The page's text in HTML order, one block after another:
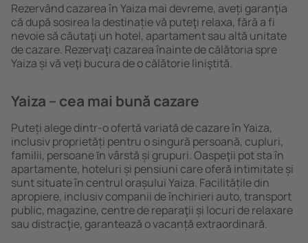
Rezervând cazarea în Yaiza mai devreme, aveți garanţia
că după sosirea la destinație vă puteţi relaxa, fără a fi
nevoie să căutaţi un hotel, apartament sau altă unitate
de cazare. Rezervaţi cazarea înainte de călătoria spre
Yaiza și vă veţi bucura de o călătorie liniştită.
Yaiza – cea mai bună cazare
Puteți alege dintr-o ofertă variată de cazare în Yaiza,
inclusiv proprietăți pentru o singură persoană, cupluri,
familii, persoane ȋn vârstă și grupuri. Oaspeţii pot sta în
apartamente, hoteluri și pensiuni care oferă intimitate și
sunt situate în centrul orașului Yaiza. Facilitățile din
apropiere, inclusiv companii de închirieri auto, transport
public, magazine, centre de reparaţii și locuri de relaxare
sau distracţie, garantează o vacanță extraordinară.